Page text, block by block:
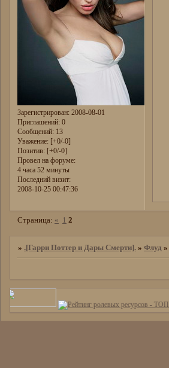
Зарегистрирован: 2008-08-01
Приглашений:0
Сообщений:13
Уважение: [+0/-0]
Позитив: [+0/-0]
Провел на форуме:
4 часа 52 минуты
Последний визит:
2008-10-25 00:47:36
Страница: « 1 2
» .[Гарри Поттер и Дары Смерти]. » Флуд »